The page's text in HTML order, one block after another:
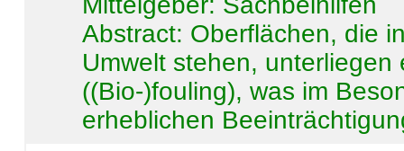
Abstract: Oberflächen, die
Umwelt stehen,
((Bio-)fouling), was im
erheblichen